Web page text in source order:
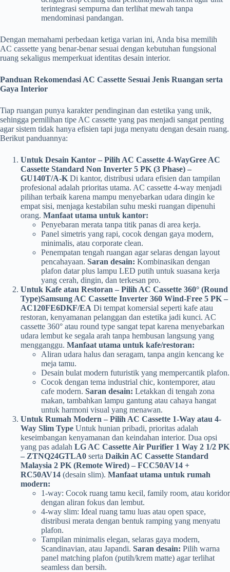
terintegrasi sempurna dan terlihat mewah tanpa
mendominasi pandangan.
Dengan memahami perbedaan ketiga varian ini, Anda bisa memilih
AC cassette yang benar-benar sesuai dengan kebutuhan fungsional
ruang sekaligus memperkuat identitas desain interior.
Panduan Rekomendasi AC Cassette Sesuai Jenis Ruangan serta
Gaya Interior
Tiap ruangan punya karakter pendinginan dan estetika yang unik,
sehingga pemilihan tipe AC cassette yang pas menjadi sangat penting
agar sistem tidak hanya efisien tapi juga menyatu dengan desain ruang.
Berikut panduannya:
Untuk Desain Kantor – Pilih AC Cassette 4-WayGree AC
Cassette Standard Non Inverter 5 PK (3 Phase) –
GU140T/A-K Di kantor, distribusi udara efisien dan tampilan
profesional adalah prioritas utama. AC cassette 4-way menjadi
pilihan terbaik karena mampu menyebarkan udara dingin ke
empat sisi, menjaga kestabilan suhu meski ruangan dipenuhi
orang. Manfaat utama untuk kantor:
Penyebaran merata tanpa titik panas di area kerja.
Panel simetris yang rapi, cocok dengan gaya modern,
minimalis, atau corporate clean.
Penempatan tengah ruangan agar selaras dengan layout
pencahayaan. Saran desain: Kombinasikan dengan
plafon datar plus lampu LED putih untuk suasana kerja
yang cerah, dingin, dan terkesan pro.
Untuk Kafe atau Restoran – Pilih AC Cassette 360° (Round
Type)Samsung AC Cassette Inverter 360 Wind-Free 5 PK –
AC120FE6DKF/EA Di tempat komersial seperti kafe atau
restoran, kenyamanan pelanggan dan estetika jadi kunci. AC
cassette 360° atau round type sangat tepat karena menyebarkan
udara lembut ke segala arah tanpa hembusan langsung yang
mengganggu. Manfaat utama untuk kafe/restoran:
Aliran udara halus dan seragam, tanpa angin kencang ke
meja tamu.
Desain bulat modern futuristik yang mempercantik plafon.
Cocok dengan tema industrial chic, kontemporer, atau
cafe modern. Saran desain: Letakkan di tengah zona
makan, tambahkan lampu gantung atau cahaya hangat
untuk harmoni visual yang menawan.
Untuk Rumah Modern – Pilih AC Cassette 1-Way atau 4-
Way Slim Type Untuk hunian pribadi, prioritas adalah
keseimbangan kenyamanan dan keindahan interior. Dua opsi
yang pas adalah LG AC Cassette Air Purifier 1 Way 2 1/2 PK
– ZTNQ24GTLA0 serta Daikin AC Cassette Standard
Malaysia 2 PK (Remote Wired) – FCC50AV14 +
RC50AV14 (desain slim). Manfaat utama untuk rumah
modern:
1-way: Cocok ruang tamu kecil, family room, atau koridor
dengan aliran fokus dan lembut.
4-way slim: Ideal ruang tamu luas atau open space,
distribusi merata dengan bentuk ramping yang menyatu
plafon.
Tampilan minimalis elegan, selaras gaya modern,
Scandinavian, atau Japandi. Saran desain: Pilih warna
panel matching plafon (putih/krem matte) agar terlihat
seamless dan bersih.